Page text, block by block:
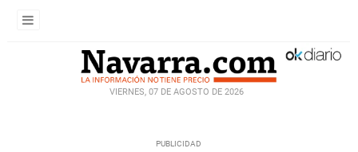
VIERNES, 07 DE AGOSTO DE 2026